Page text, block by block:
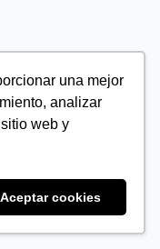
una mejor
analizar
web y
Aceptar cookies